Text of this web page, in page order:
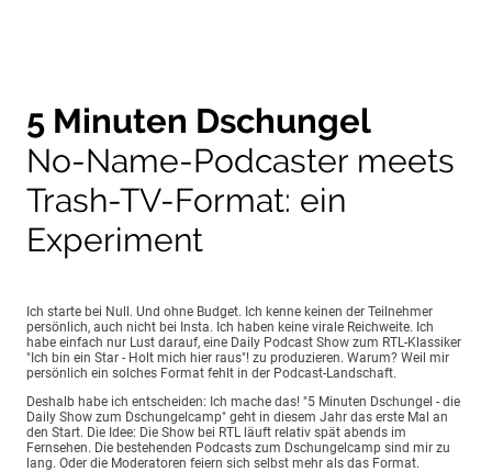
5 Minuten Dschungel
No-Name-Podcaster meets
Trash-TV-Format: ein
Experiment
Ich starte bei Null. Und ohne Budget. Ich kenne keinen der Teilnehmer
persönlich, auch nicht bei Insta. Ich haben keine virale Reichweite. Ich
habe einfach nur Lust darauf, eine Daily Podcast Show zum RTL-Klassiker
"Ich bin ein Star - Holt mich hier raus"! zu produzieren. Warum? Weil mir
persönlich ein solches Format fehlt in der Podcast-Landschaft.
Deshalb habe ich entscheiden: Ich mache das! "5 Minuten Dschungel - die
Daily Show zum Dschungelcamp" geht in diesem Jahr das erste Mal an
den Start. Die Idee: Die Show bei RTL läuft relativ spät abends im
Fernsehen. Die bestehenden Podcasts zum Dschungelcamp sind mir zu
lang. Oder die Moderatoren feiern sich selbst mehr als das Format.